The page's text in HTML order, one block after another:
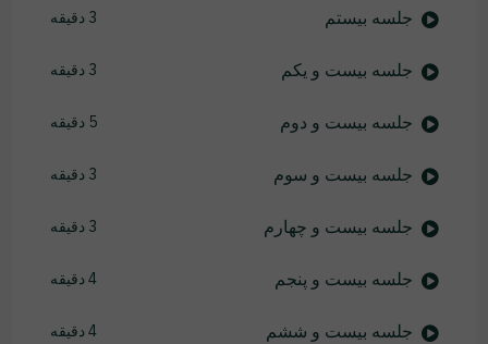
جلسه بیستم 3 دقیقه
جلسه بیست و یکم 3 دقیقه
جلسه بیست و دوم 5 دقیقه
جلسه بیست و سوم 3 دقیقه
جلسه بیست و چهارم 3 دقیقه
جلسه بیست و پنجم 4 دقیقه
جلسه بیست و ششم 4 دقیقه